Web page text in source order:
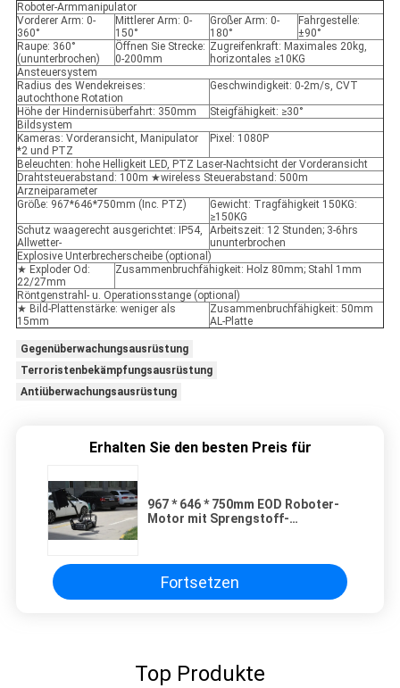
Roboter-Armmanipulator
Vorderer Arm: 0-
360°
Mittlerer Arm: 0-
150°
Großer Arm: 0-
180°
Fahrgestelle:
±90°
Raupe: 360°
(ununterbrochen)
Öffnen Sie Strecke:
0-200mm
Zugreifenkraft: Maximales 20kg,
horizontales ≥10KG
Ansteuersystem
Radius des Wendekreises:
autochthone Rotation
Geschwindigkeit: 0-2m/s, CVT
Höhe der Hindernisüberfahrt: 350mm
Steigfähigkeit: ≥30°
Bildsystem
Kameras: Vorderansicht, Manipulator
*2 und PTZ
Pixel: 1080P
Beleuchten: hohe Helligkeit LED, PTZ Laser-Nachtsicht der Vorderansicht
Drahtsteuerabstand: 100m ★wireless Steuerabstand: 500m
Arzneiparameter
Größe: 967*646*750mm (Inc. PTZ)
Gewicht: Tragfähigkeit 150KG:
≥150KG
Schutz waagerecht ausgerichtet: IP54,
Allwetter-
Arbeitszeit: 12 Stunden; 3-6hrs
ununterbrochen
Explosive Unterbrecherscheibe (optional)
★ Exploder Od:
22/27mm
Zusammenbruchfähigkeit: Holz 80mm; Stahl 1mm
Röntgenstrahl- u. Operationsstange (optional)
★ Bild-Plattenstärke: weniger als
15mm
Zusammenbruchfähigkeit: 50mm
AL-Platte
Gegenüberwachungsausrüstung
Terroristenbekämpfungsausrüstung
Antiüberwachungsausrüstung
Erhalten Sie den besten Preis für
967 * 646 * 750mm EOD Roboter-
Motor mit Sprengstoff-
Fortsetzen
Top Produkte